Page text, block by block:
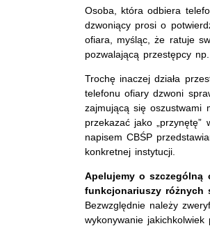
Osoba, która odbiera
dzwoniący prosi o
ofiara, myśląc, że ratuje
pozwalającą przestępcy
Trochę inaczej działa
telefonu ofiary dzwoni
zajmującą się oszustwami
przekazać jako „przynętę”
napisem CBŚP
konkretnej instytucji.
Apelujemy o
funkcjonariuszy różnych
Bezwzględnie należy
wykonywanie